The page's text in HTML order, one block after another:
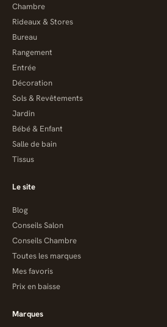
Chambre
Rideaux & Stores
Bureau
Rangement
Entrée
Décoration
Sols & Revêtements
Jardin
Bébé & Enfant
Salle de bain
Tissus
Le site
Blog
Conseils Salon
Conseils Chambre
Toutes les marques
Mes favoris
Prix en baisse
Marques